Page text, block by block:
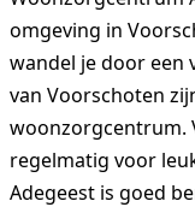
omgeving in
wandel je door een
van Voorschoten
woonzorgcentrum.
regelmatig voor
Adegeest is goed